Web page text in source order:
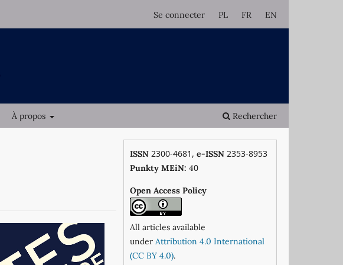
À propos Rechercher
Se connecter PL FR EN
ISSN 2300-4681, e-ISSN 2353-8953
Punkty MEiN: 40
Open Access Policy
All articles available
under Attribution 4.0 International
(CC BY 4.0).